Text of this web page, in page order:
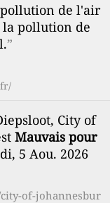
de l'air
pollution de
”
City of
Mauvais pour
5 Aou. 2026
of-johannesbur